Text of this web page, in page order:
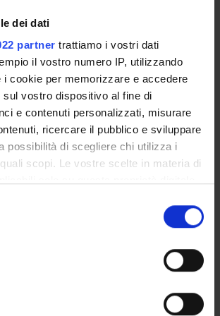
dei dati
partner trattiamo i vostri dati
il vostro numero IP, utilizzando
i cookie per memorizzare e accedere
sul vostro dispositivo al fine di
e contenuti personalizzati, misurare
ricercare il pubblico e sviluppare
possibilità di scegliere chi utilizza i
scopi. Le vostre scelte in materia di
il proprio consenso in qualsiasi
sui cookie o facendo clic
informazioni sulla tua posizione
4 B
MED/28
,MED/50
5 A/B
BIO/14
,MED/41
,MED/45
7 B/C
MED/28
,MED/38
,MED/50
PSI/04
MED/28
,MED/29